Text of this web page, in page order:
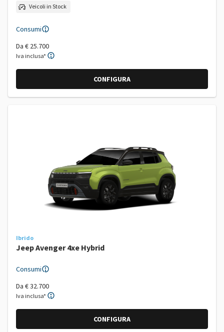
Veicoli in Stock
Consumi
Da € 25.700
Iva inclusa*
CONFIGURA
Ibrido
Jeep Avenger 4xe Hybrid
Consumi
Da € 32.700
Iva inclusa*
CONFIGURA